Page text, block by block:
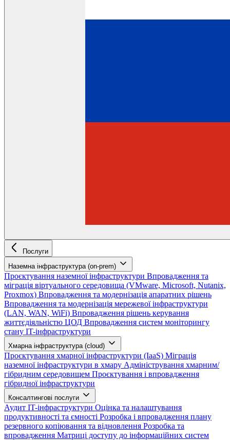
Послуги
Наземна інфраструктура (on-prem)
Проєктування наземної інфраструктури Впровадження та
міграція віртуального середовища (VMware, Microsoft, Nutanix,
Proxmox) Впровадження та модернізація апаратних рішень
Впровадження та модернізація мережевої інфраструктури
(LAN, WAN, WiFi) Впровадження рішень керування
життєдіяльністю ЦОД Впровадження систем моніторингу
стану IT-інфраструктури
Хмарна інфраструктура (cloud)
Проєктування хмарної інфраструктури (IaaS) Міграція
наземної інфраструктури в хмару Адміністрування хмарним/
гібридним середовищем Проєктування і впровадження
гібридної інфраструктури
Консалтингові послуги
Аудит IT-інфраструктури Оцінка та налаштування
продуктивності та ємності Розробка і впровадження плану
резервного копіювання та відновлення Розробка та
впровадження Матриці доступу до інформаційних систем